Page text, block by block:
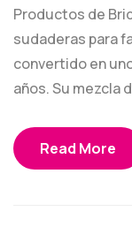
Productos de
sudaderas para
convertido en
años. Su mezcla
Read More